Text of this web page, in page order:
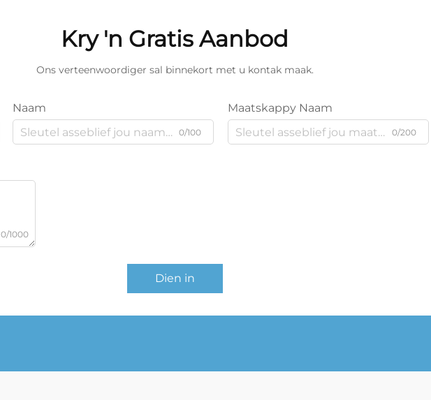
Kry 'n Gratis Aanbod
Ons verteenwoordiger sal binnekort met u kontak maak.
Naam
0/100
Maatskappy Naam
0/200
0/1000
Dien in